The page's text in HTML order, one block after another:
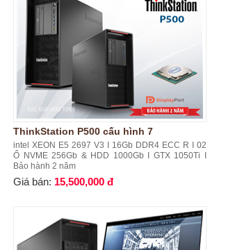
ThinkStation P500 cấu hình 7
intel XEON E5 2697 V3 I 16Gb DDR4 ECC R I 02
Ổ NVME 256Gb & HDD 1000Gb I GTX 1050Ti I
Bảo hành 2 năm
Giá bán: 15,500,000 đ